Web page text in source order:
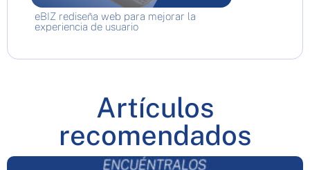
eBIZ rediseña web para mejorar la
experiencia de usuario
Artículos
recomendados